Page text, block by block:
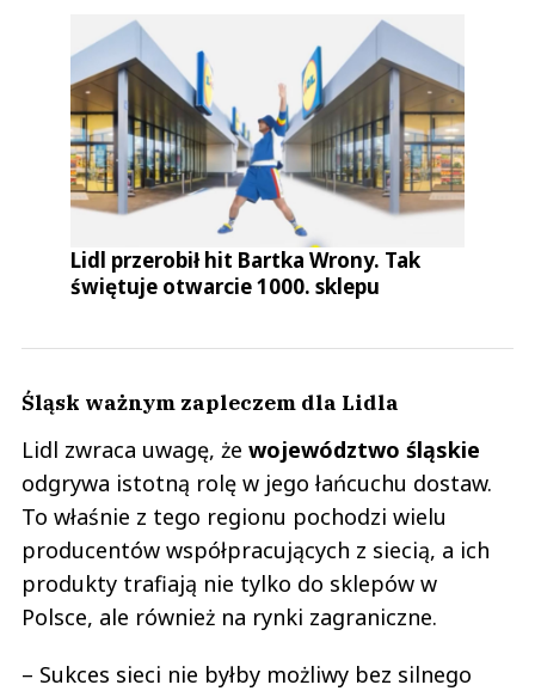
Lidl przerobił hit Bartka Wrony. Tak
świętuje otwarcie 1000. sklepu
Śląsk ważnym zapleczem dla Lidla
Lidl zwraca uwagę, że województwo śląskie
odgrywa istotną rolę w jego łańcuchu dostaw.
To właśnie z tego regionu pochodzi wielu
producentów współpracujących z siecią, a ich
produkty trafiają nie tylko do sklepów w
Polsce, ale również na rynki zagraniczne.
– Sukces sieci nie byłby możliwy bez silnego